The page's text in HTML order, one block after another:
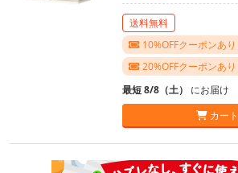
送料無料
10%OFFクーポンあり
20%OFFクーポンあり
最短 8/8（土） にお届け
カー